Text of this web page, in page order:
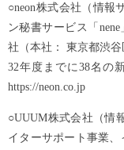
○neon株式会社（情
ン秘書サービス「
社（本社： 東京都渋
32年度までに38名
https://neon.co.jp
○UUUM株式会社（
イターサポート事業